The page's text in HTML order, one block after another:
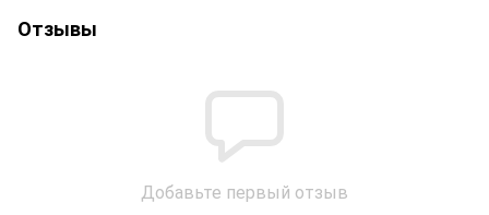
Отзывы
Добавьте первый отзыв